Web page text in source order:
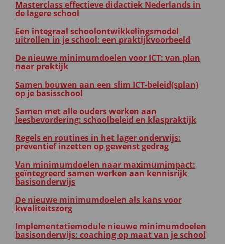
Masterclass effectieve didactiek Nederlands in
de lagere school
Een integraal schoolontwikkelingsmodel
uitrollen in je school: een praktijkvoorbeeld
De nieuwe minimumdoelen voor ICT: van plan
naar praktijk
Samen bouwen aan een slim ICT-beleid(splan)
op je basisschool
Samen met alle ouders werken aan
leesbevordering: schoolbeleid en klaspraktijk
Regels en routines in het lager onderwijs:
preventief inzetten op gewenst gedrag
Van minimumdoelen naar maximumimpact:
geïntegreerd samen werken aan kennisrijk
basisonderwijs
De nieuwe minimumdoelen als kans voor
kwaliteitszorg
Implementatiemodule nieuwe minimumdoelen
basisonderwijs: coaching op maat van je school